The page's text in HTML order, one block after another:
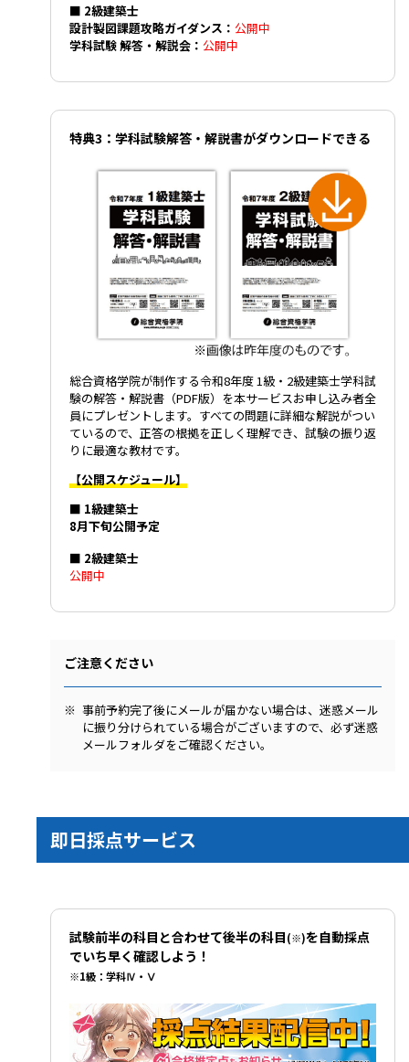
■ 2級建築士
設計製図課題攻略ガイダンス： 公開中
学科試験 解答・解説会： 公開中
特典3：学科試験解答・解説書がダウンロードできる
総合資格学院が制作する令和8年度 1級・2級建築士学科試
験の解答・解説書（PDF版）を本サービスお申し込み者全
員にプレゼントします。すべての問題に詳細な解説がつい
ているので、正答の根拠を正しく理解でき、試験の振り返
りに最適な教材です。
【公開スケジュール】
■ 1級建築士
8月下旬公開予定
■ 2級建築士
公開中
ご注意ください
事前予約完了後にメールが届かない場合は、迷惑メール
に振り分けられている場合がございますので、必ず迷惑
メールフォルダをご確認ください。
即日採点サービス
試験前半の科目と合わせて後半の科目(※)を自動採点
でいち早く確認しよう！
※1級：学科Ⅳ・Ⅴ